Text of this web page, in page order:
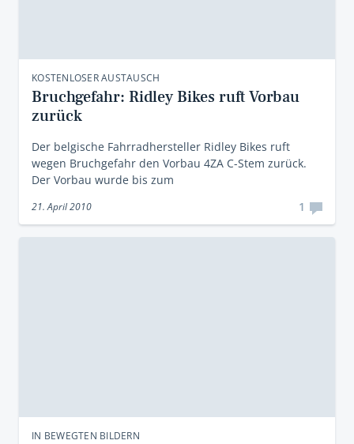
KOSTENLOSER AUSTAUSCH
Bruchgefahr: Ridley Bikes ruft Vorbau
zurück
Der belgische Fahrradhersteller Ridley Bikes ruft
wegen Bruchgefahr den Vorbau 4ZA C-Stem zurück.
Der Vorbau wurde bis zum
21. April 2010 1
IN BEWEGTEN BILDERN